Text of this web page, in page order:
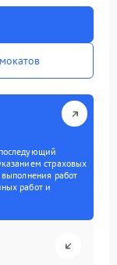
страховых
выполнения работ
работ и